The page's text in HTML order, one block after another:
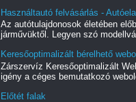
Használtautó felvásárlás -
Az autótulajdonosok életében
járművüktől. Legyen szó
Keresőoptimalizált bérelhető
Zárszervíz Keresőoptimalizált
igény a céges bemutatkozó
Előtét falak